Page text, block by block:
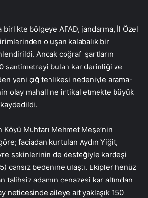
birlikte bölgeye AFAD, jandarma, İl Özel
oluşan kalabalık bir
Ancak coğrafi şartların
santimetreyi bulan kar derinliği ve
yeni çığ tehlikesi nedeniyle arama-
olay mahalline intikal etmekte büyük
kaydedildi.
Köyü Muhtarı Mehmet Meşe’nin
faciadan kurtulan Aydın Yiğit,
sakinlerinin de desteğiyle kardeşi
cansız bedenine ulaştı. Ekipler henüz
talihsiz adamın cenazesi kar altından
neticesinde aileye ait yaklaşık 150